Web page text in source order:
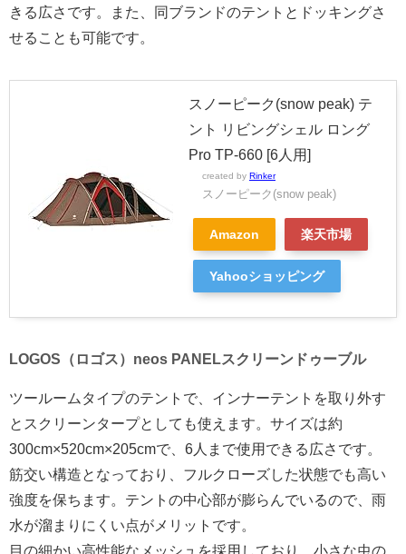
きる広さです。また、同ブランドのテントとドッキングさ
せることも可能です。
スノーピーク(snow peak) テ
ント リビングシェル ロング
Pro TP-660 [6人用]
created by Rinker
スノーピーク(snow peak)
Amazon 楽天市場
Yahooショッピング
LOGOS（ロゴス）neos PANELスクリーンドゥーブル
ツールームタイプのテントで、インナーテントを取り外す
とスクリーンタープとしても使えます。サイズは約
300cm×520cm×205cmで、6人まで使用できる広さです。
筋交い構造となっており、フルクローズした状態でも高い
強度を保ちます。テントの中心部が膨らんでいるので、雨
水が溜まりにくい点がメリットです。
目の細かい高性能なメッシュを採用しており、小さな虫の